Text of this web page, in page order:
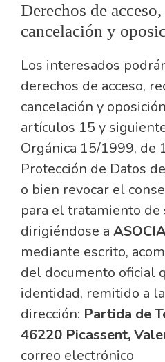
Derechos de
cancelación y
Los interesados
derechos de acceso,
cancelación y
artículos 15 y
Orgánica 15/1999, de
Protección de Datos
o bien revocar el
para el tratamiento de
dirigiéndose a
mediante escrito,
del documento oficial
identidad, remitido a
dirección: Partida de
46220 Picassent,
correo electrónico